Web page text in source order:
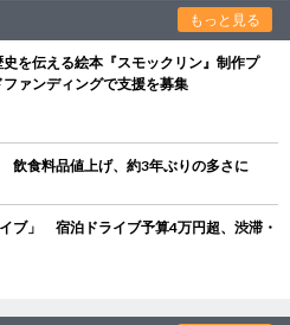
もっと見る
を伝える絵本『スモックリン』制作プ
ァンディングで支援を募集
飲食料品値上げ、約3年ぶりの多さに
ブ」 宿泊ドライブ予算4万円超、渋滞・